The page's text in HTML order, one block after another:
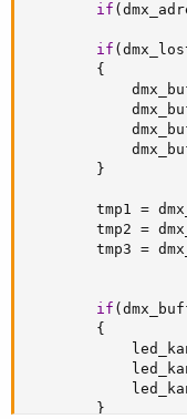
if (
if (
{
}
		tmp1
=
		tmp2
=
		tmp3
=
if (
{
}